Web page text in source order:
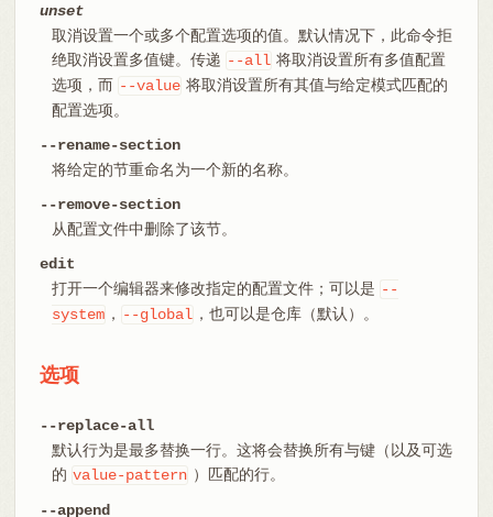
unset
取消设置一个或多个配置选项的值。默认情况下，此命令拒
绝取消设置多值键。传递 --all 将取消设置所有多值配置
选项，而 --value 将取消设置所有其值与给定模式匹配的
配置选项。
--rename-section
将给定的节重命名为一个新的名称。
--remove-section
从配置文件中删除了该节。
edit
打开一个编辑器来修改指定的配置文件；可以是 --
system ， --global ，也可以是仓库（默认）。
选项
--replace-all
默认行为是最多替换一行。这将会替换所有与键（以及可选
的 value-pattern ）匹配的行。
--append